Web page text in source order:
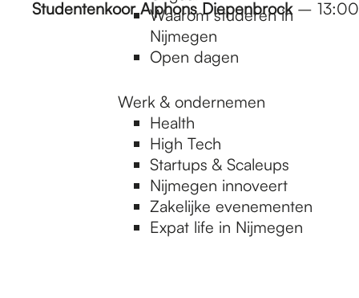
Waarom studeren in
Nijmegen
Open dagen
Werk & ondernemen
Health
High Tech
Startups & Scaleups
Nijmegen innoveert
Zakelijke evenementen
Expat life in Nijmegen
Studentenkoor Alphons Diepenbrock– 13:00